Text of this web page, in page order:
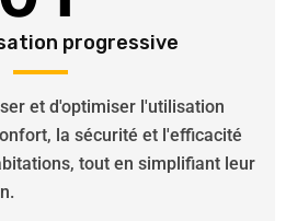
progressive
et d'optimiser l'utilisation
la sécurité et l'efficacité
tout en simplifiant leur